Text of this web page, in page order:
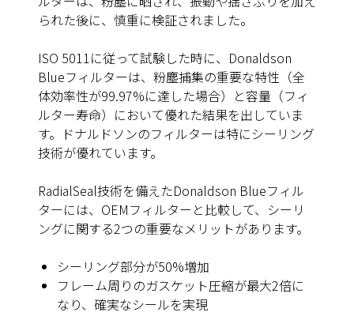
られた後に、慎重に検証されました。
ISO 5011に従って試験した時に、Donaldson
Blueフィルターは、粉塵捕集の重要な特性（全
体効率性が99.97%に達した場合）と容量（フィ
ルター寿命）において優れた結果を出していま
す。ドナルドソンのフィルターは特にシーリング
技術が優れています。
RadialSeal技術を備えたDonaldson Blueフィル
ターには、OEMフィルターと比較して、シーリ
ングに関する2つの重要なメリットがあります。
シーリング部分が50%増加
フレーム周りのガスケット圧縮が最大2倍に
なり、確実なシールを実現